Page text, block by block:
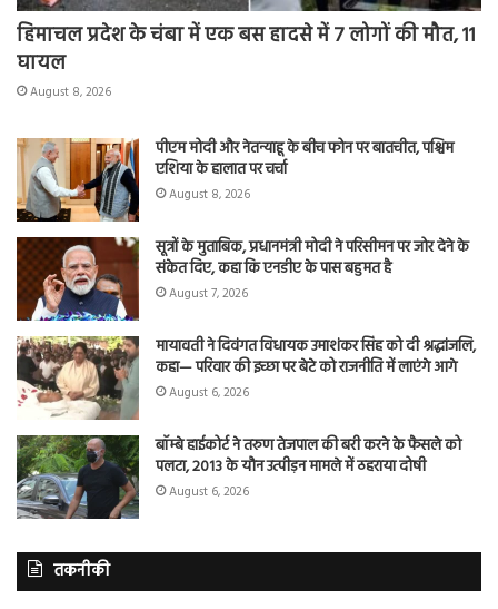
हिमाचल प्रदेश के चंबा में एक बस हादसे में 7 लोगों की मौत, 11
घायल
August 8, 2026
पीएम मोदी और नेतन्याहू के बीच फोन पर बातचीत, पश्चिम
एशिया के हालात पर चर्चा
August 8, 2026
सूत्रों के मुताबिक, प्रधानमंत्री मोदी ने परिसीमन पर जोर देने के
संकेत दिए, कहा कि एनडीए के पास बहुमत है
August 7, 2026
मायावती ने दिवंगत विधायक उमाशंकर सिंह को दी श्रद्धांजलि,
कहा— परिवार की इच्छा पर बेटे को राजनीति में लाएंगे आगे
August 6, 2026
बॉम्बे हाईकोर्ट ने तरुण तेजपाल की बरी करने के फैसले को
पलटा, 2013 के यौन उत्पीड़न मामले में ठहराया दोषी
August 6, 2026
तकनीकी